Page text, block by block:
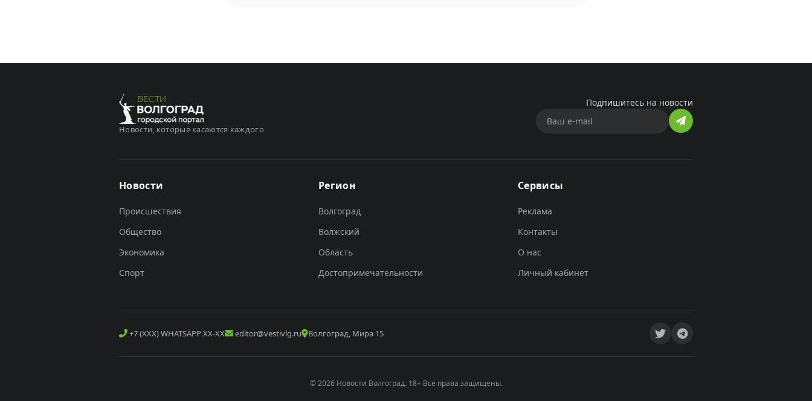
Новости, которые касаются каждого
Подпишитесь на новости
Новости
Происшествия
Общество
Экономика
Спорт
Регион
Волгоград
Волжский
Область
Достопримечательности
Сервисы
Реклама
Контакты
О нас
Личный кабинет
+7 (XXX) WHATSAPP XX-XX editor@vestivlg.ru Волгоград, Мира 15
© 2026 Новости Волгоград. 18+ Все права защищены.